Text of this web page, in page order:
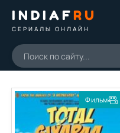
INDIAFRU
СЕРИАЛЫ ОНЛАЙН
Фильм